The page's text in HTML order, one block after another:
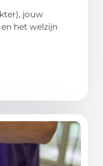
jouw
het welzijn